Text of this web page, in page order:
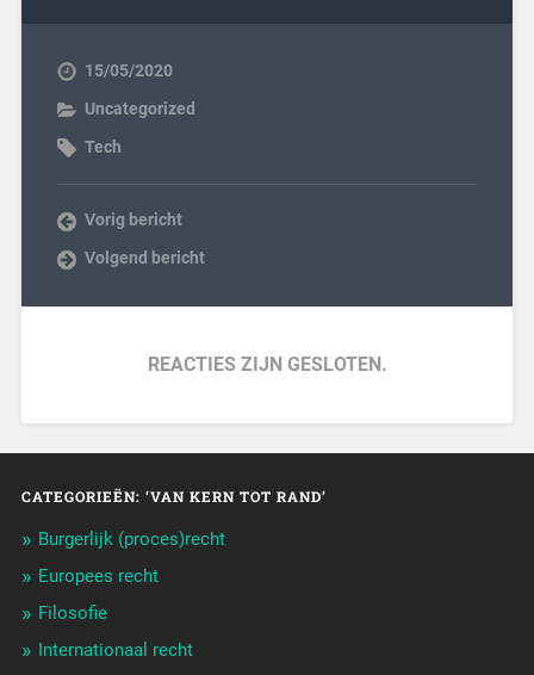
15/05/2020
Uncategorized
Tech
Vorig bericht
Volgend bericht
REACTIES ZIJN GESLOTEN.
CATEGORIEËN: ‘VAN KERN TOT RAND’
Burgerlijk (proces)recht
Europees recht
Filosofie
Internationaal recht